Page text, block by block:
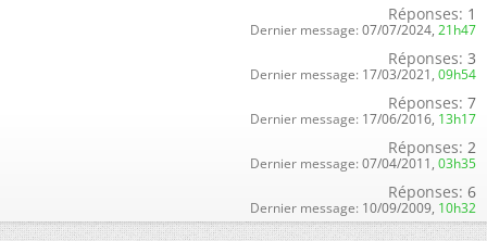
Réponses: 1
Dernier message: 07/07/2024, 21h47
Réponses: 3
Dernier message: 17/03/2021, 09h54
Réponses: 7
Dernier message: 17/06/2016, 13h17
Réponses: 2
Dernier message: 07/04/2011, 03h35
Réponses: 6
Dernier message: 10/09/2009, 10h32